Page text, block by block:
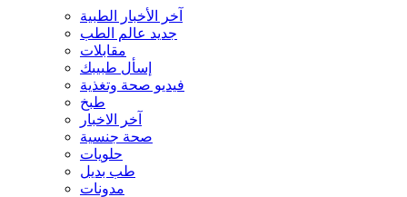
آخر الأخبار الطبية
جديد عالم الطب
مقابلات
إسأل طبيبك
فيديو صحة وتغذية
طبخ
آخر الاخبار
صحة جنسية
حلويات
طب بديل
مدونات